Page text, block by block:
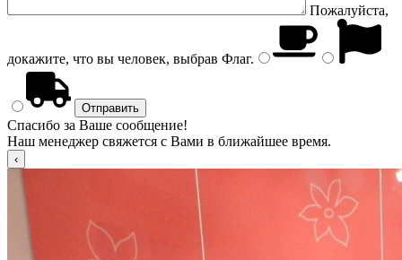
Пожалуйста,
докажите, что вы человек, выбрав Флаг.
Спасибо за Ваше сообщение!
Наш менеджер свяжется с Вами в ближайшее время.